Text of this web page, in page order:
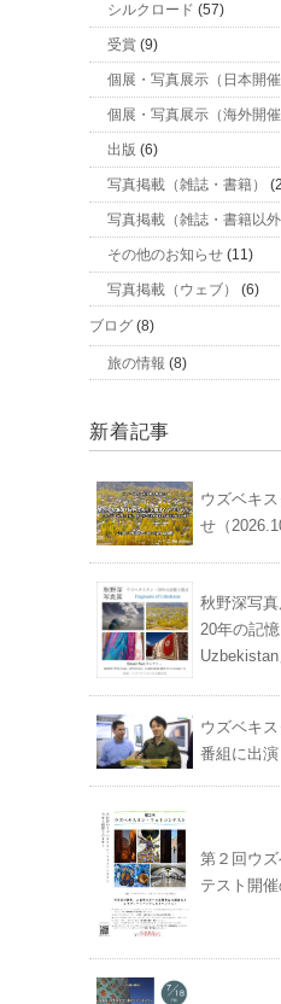
シルクロード (57)
受賞 (9)
個展・写真展示（日本開催
個展・写真展示（海外開催
出版 (6)
写真掲載（雑誌・書籍）
写真掲載（雑誌・書籍以外
その他のお知らせ (11)
写真掲載（ウェブ） (6)
ブログ (8)
旅の情報 (8)
新着記事
ウズベキ
せ（
秋野深写真
20年の記
ウズベキ
番組に出演
第２回ウ
テスト開